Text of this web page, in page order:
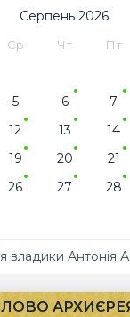
Серпень 2026
Ср Чт Пт
5 6 7
12 13 14
19 20 21
26 27 28
владики Антонія